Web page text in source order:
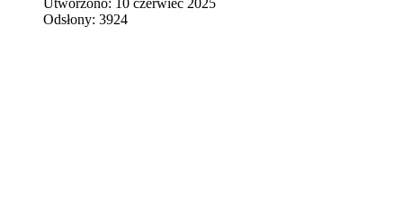
Utworzono: 10 czerwiec 2025
Odsłony: 3924